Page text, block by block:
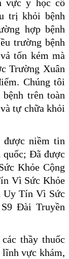
vực y học cổ
trị khỏi bệnh
hợp bệnh
trường bệnh
tốn kém mà
Trường Xuân
Chúng tôi
trên toàn
tự chữa khỏi
được niềm tin
quốc; Đã được
Khỏe Cộng
Vì Sức Khỏe
Uy Tín Vì Sức
Đài Truyền
thầy thuốc
lĩnh vực khám,